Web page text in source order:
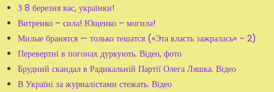
З 8 березня вас, українки!
Витренко – сила! Ющенко – могила!
Милые бранятся — только тешатся («Эта власть зажралась» – 2)
Перевертні в погонах дуркують. Відео, фото
Брудний скандал в Радикальній Партії Олега Ляшка. Відео
В Україні за журналістами стежать. Відео